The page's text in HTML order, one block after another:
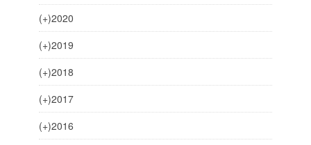
(+)2020
(+)2019
(+)2018
(+)2017
(+)2016